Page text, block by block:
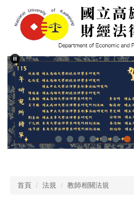
容
區
首頁 法規 教師相關法規